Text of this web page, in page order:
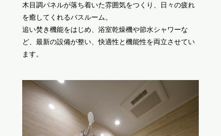
木目調パネルが落ち着いた雰囲気をつくり、日々の疲れ
を癒してくれるバスルーム。
追い焚き機能をはじめ、浴室乾燥機や節水シャワーな
ど、最新の設備が整い、快適性と機能性を両立させてい
ます。